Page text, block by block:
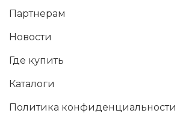
Партнерам
Новости
Где купить
Каталоги
Политика конфиденциальности